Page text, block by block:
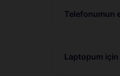
Telefonumun
Laptopum